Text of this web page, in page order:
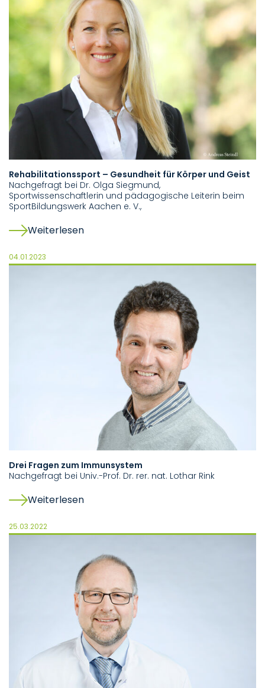
Rehabilitationssport – Gesundheit für Körper und Geist
Nachgefragt bei Dr. Olga Siegmund,
Sportwissenschaftlerin und pädagogische Leiterin beim
SportBildungswerk Aachen e. V.,
Weiterlesen
04.01.2023
Drei Fragen zum Immunsystem
Nachgefragt bei Univ.-Prof. Dr. rer. nat. Lothar Rink
Weiterlesen
25.03.2022